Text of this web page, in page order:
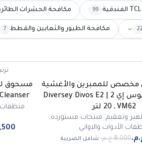
99 مكافحة الحشرات
22 مكافحة الطيور والثعابين والقطط 7
مخصص للممبرين والأغشية
دايفرسي ديفوس إي 2 | Diversey Divos E2
VM62 ـ 20 لتر
وتعقيم, منتجات مستورده,
الأدوات والاواني
‏8,000 ج.م.‏ شامل الضريبة
Cleanser من إيكولاب ECOLAB ـ 567 جرام